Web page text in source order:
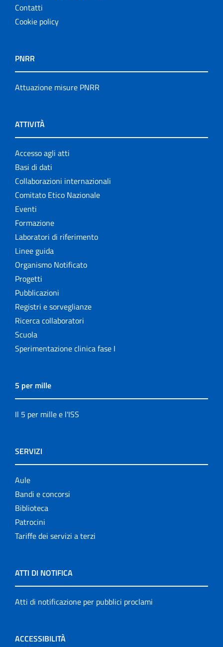
Contatti
Cookie policy
PNRR
Attuazione misure PNRR
ATTIVITÀ
Accesso agli atti
Basi di dati
Collaborazioni internazionali
Comitato Etico Nazionale
Eventi
Formazione
Laboratori di riferimento
Linee guida
Organismo Notificato
Progetti
Pubblicazioni
Registri e sorveglianze
Ricerca collaboratori
Scuola
Sperimentazione clinica fase I
5 per mille
Il 5 per mille e l'ISS
SERVIZI
Aule
Bandi e concorsi
Biblioteca
Patrocini
Tariffe dei servizi a terzi
ATTI DI NOTIFICA
Atti di notificazione per pubblici proclami
ACCESSIBILITÀ